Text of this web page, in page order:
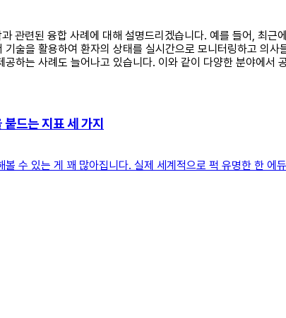
관련된 융합 사례에 대해 설명드리겠습니다. 예를 들어, 최
술을 활용하여 환자의 상태를 실시간으로 모니터링하고 의
하는 사례도 늘어나고 있습니다. 이와 같이 다양한 분야에서
드는 지표 세 가지
수 있는 게 꽤 많아집니다. 실제 세계적으로 퍽 유명한 한